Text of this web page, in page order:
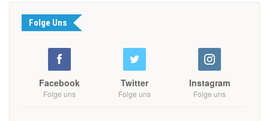
Folge Uns
Facebook
Folge uns
Twitter
Folge uns
Instagram
Folge uns